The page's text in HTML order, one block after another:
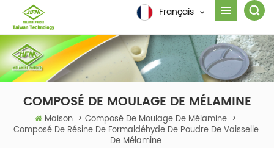
Français
COMPOSÉ DE MOULAGE DE MÉLAMINE
Maison > Composé De Moulage De Mélamine >
Composé De Résine De Formaldéhyde De Poudre De Vaisselle
De Mélamine